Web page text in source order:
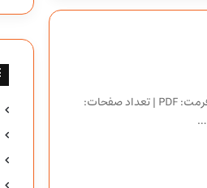
نام جزوه: قرآن | دسته بندی: جزوه فرمت: PDF | تعداد صفحات: